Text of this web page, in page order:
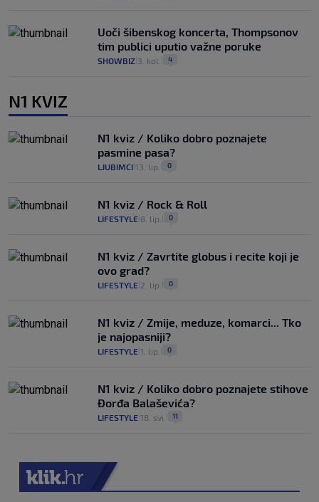
Uoči šibenskog koncerta, Thompsonov
tim publici uputio važne poruke
SHOWBIZ 3. kol. 4
N1 KVIZ
N1 kviz / Koliko dobro poznajete
pasmine pasa?
LJUBIMCI 13. lip. 0
N1 kviz / Rock & Roll
LIFESTYLE 8. lip. 0
N1 kviz / Zavrtite globus i recite koji je
ovo grad?
LIFESTYLE 2. lip. 0
N1 kviz / Zmije, meduze, komarci... Tko
je najopasniji?
LIFESTYLE 1. lip. 0
N1 kviz / Koliko dobro poznajete stihove
Đorđa Balaševića?
LIFESTYLE 18. svi. 11